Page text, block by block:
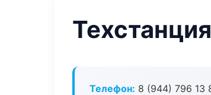
Телефон: 8 (944) 796 13